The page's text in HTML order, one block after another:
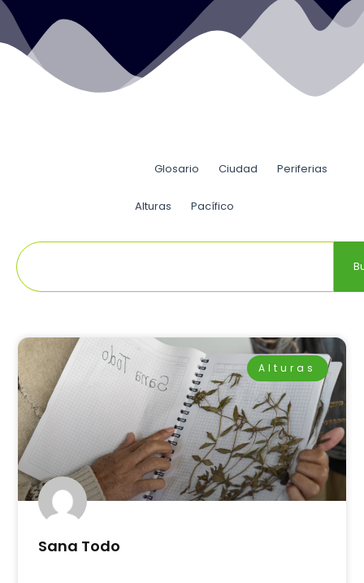
Glosario Ciudad Periferias
Alturas Pacífico
Buscar
Alturas
Sana Todo
PáginaPágina Página